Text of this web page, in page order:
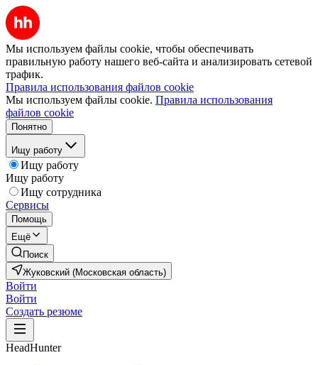
Мы используем файлы cookie, чтобы обеспечивать
правильную работу нашего веб-сайта и анализировать сетевой
трафик.
Правила использования файлов cookie
Мы используем файлы cookie. Правила использования
файлов cookie
Понятно
Ищу работу
Ищу работу
Ищу работу
Ищу сотрудника
Сервисы
Помощь
Ещё
Поиск
Жуковский (Московская область)
Войти
Войти
Создать резюме
HeadHunter